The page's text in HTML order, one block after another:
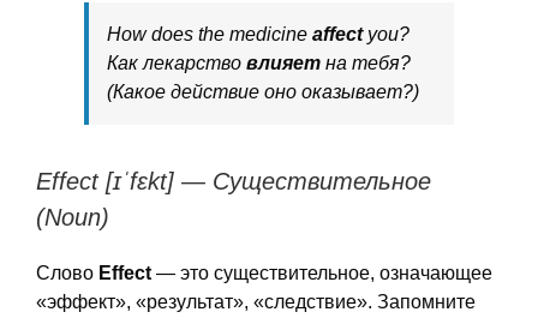
How does the medicine affectyou?
Как лекарство влияет на тебя?
(Какое действие оно оказывает?)
Effect [ɪˈfɛkt] — Существительное
(Noun)
Слово Effect — это существительное, означающее
«эффект», «результат», «следствие». Запомните